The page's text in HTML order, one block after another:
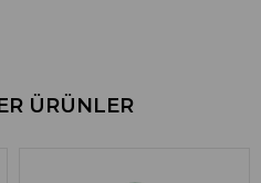
ÜRÜNLER